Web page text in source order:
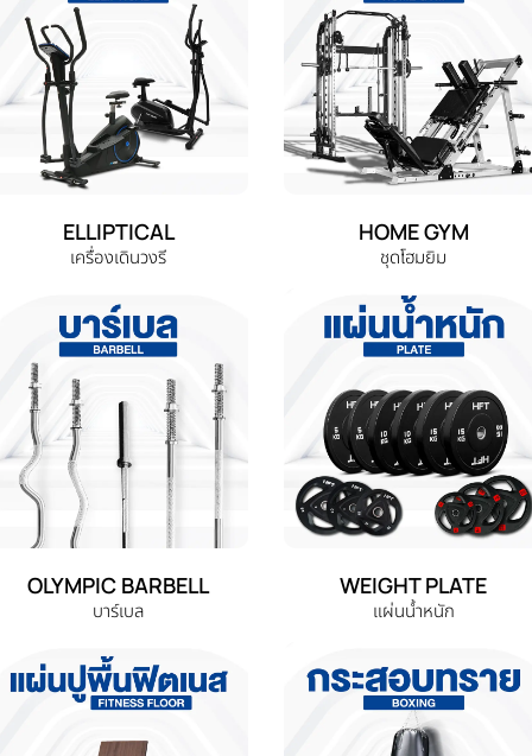
ELLIPTICAL
เครื่องเดินวงรี
HOME GYM
ชุดโฮมยิม
OLYMPIC BARBELL
บาร์เบล
WEIGHT PLATE
แผ่นน้ำหนัก